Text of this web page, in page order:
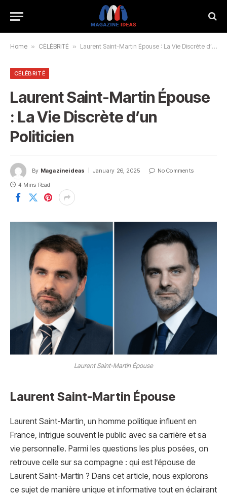
Home » CÉLÉBRITÉ » Laurent Saint-Martin Épouse : La Vie Discrète d’un Politicien
CÉLÉBRITÉ
Laurent Saint-Martin Épouse
: La Vie Discrète d’un
Politicien
By Magazineideas January 26, 2025
No Comments
4 Mins Read
Laurent Saint-Martin Épouse
Laurent Saint-Martin Épouse
Laurent Saint-Martin, un homme politique influent en
France, intrigue souvent le public avec sa carrière et sa
vie personnelle. Parmi les questions les plus posées, on
retrouve celle sur sa compagne : qui est l’épouse de
Laurent Saint-Martin ? Dans cet article, nous explorons
ce sujet de manière unique et informative tout en éclairant